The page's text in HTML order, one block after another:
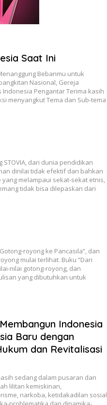
Saat Ini
Bebanmu untuk
Nasional, Gereja
Pengantar Terima kasih
menyangkut Tema dan Sub-tema
STOVIA, dari dunia pendidikan
dinilai tidak efektif dan bahkan
melampaui sekat-sekat etnis,
tidak bisa dilepaskan dari
royong ke Pancasila”, dan
mulai terlihat. Buku “Dari
nilai gotong-royong, dan
yang dibutuhkan untuk
Indonesia
Baru dengan
dan Revitalisasi
sedang dalam pusaran dan
lilitan kemiskinan,
narkoba, ketidakadilan sosial